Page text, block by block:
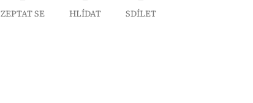
ZEPTAT SE HLÍDAT SDÍLET